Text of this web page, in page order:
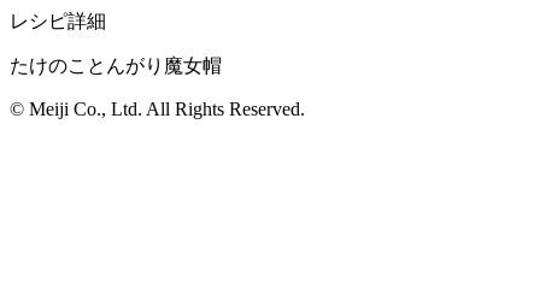
レシピ詳細
たけのことんがり魔女帽
© Meiji Co., Ltd. All Rights Reserved.